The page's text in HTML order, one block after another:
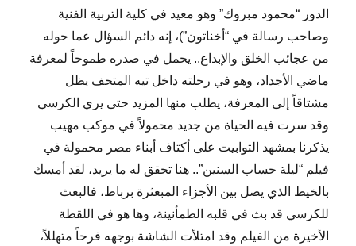
الدور “محمود مبروك” وهو معيد في كلية التربية الفنية
وصاحب رسالة في “أخناتون”)، إنه دائم السؤال عما حوله
من عجائب الخلق والإبداع.. يحمل في صدره طموحاً لمعرفة
ماضي الأجداد، وهو في رحلته داخل تيه المتحف يظل
مشتاقاً إلى المعرفة، يطلب منها المزيد حتى يري الكرسي
وقد سرت فيه الحياة من جديد محمولاً في موكب مهيب
يذكرنا بمشهد التوابيت على أكتاف أبناء مصر محمولة في
فيلم “ليلة حساب السنين”.. هنا تحقق له ما يريد، لقد أمسك
بالخيط الذي يصل بين الأجزاء المبعثرة برباط، فالبعث
للكرسي قد بث في قلبه الطمأنينة، وها هو في اللقطة
الأخيرة من الفيلم وقد امتلأت الشاشة بوجهه فرحاً متهللاً،